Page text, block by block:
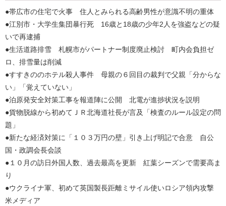
●帯広市の住宅で火事 住人とみられる高齢男性が意識不明の重体
●江別市・大学生集団暴行死 16歳と18歳の少年2人を強盗などの疑
いで再逮捕
●生活道路排雪 札幌市がパートナー制度廃止検討 町内会負担ゼ
ロ、排雪量は削減
●すすきののホテル殺人事件 母親の６回目の裁判で父親「分からな
い」「覚えていない」
●泊原発安全対策工事を報道陣に公開 北電が進捗状況を説明
●貨物脱線から初めてＪＲ北海道社長が言及「検査のルール設定の問
題」
●新たな経済対策に「１０３万円の壁」引き上げ明記で合意 自公
国・政調会長会談
●１０月の訪日外国人数、過去最高を更新 紅葉シーズンで需要高ま
り
●ウクライナ軍、初めて英国製長距離ミサイル使いロシア領内攻撃
米メディア